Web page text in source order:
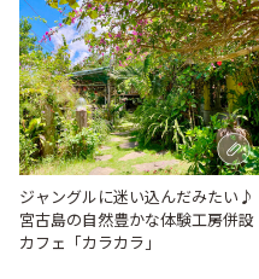
ジャングルに迷い込んだみたい♪
宮古島の自然豊かな体験工房併設
カフェ「カラカラ」